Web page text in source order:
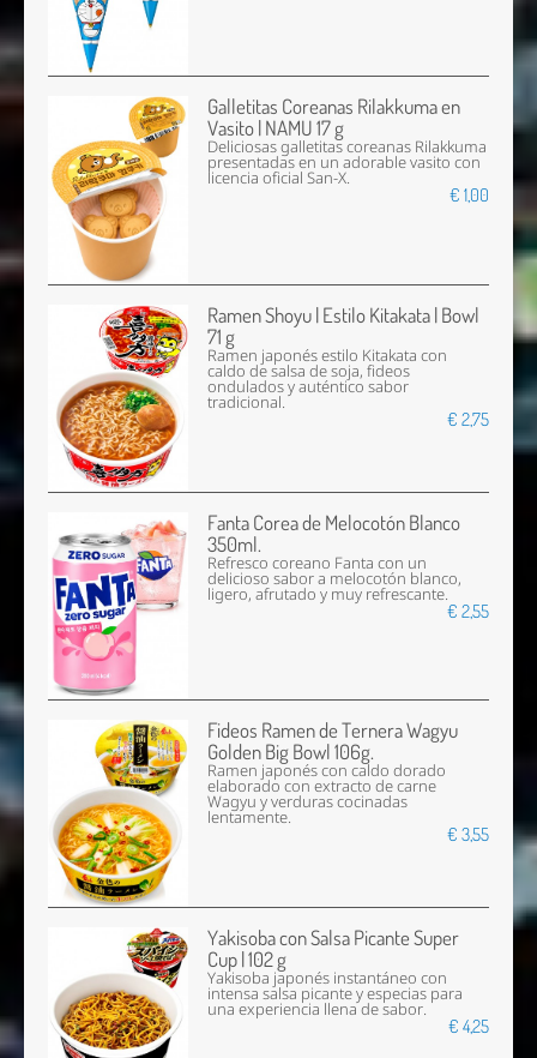
Galletitas Coreanas Rilakkuma en
Vasito | NAMU 17 g
Deliciosas galletitas coreanas Rilakkuma
presentadas en un adorable vasito con
licencia oficial San-X.
€ 1,00
Ramen Shoyu | Estilo Kitakata | Bowl
71 g
Ramen japonés estilo Kitakata con
caldo de salsa de soja, fideos
ondulados y auténtico sabor
tradicional.
€ 2,75
Fanta Corea de Melocotón Blanco
350ml.
Refresco coreano Fanta con un
delicioso sabor a melocotón blanco,
ligero, afrutado y muy refrescante.
€ 2,55
Fideos Ramen de Ternera Wagyu
Golden Big Bowl 106g.
Ramen japonés con caldo dorado
elaborado con extracto de carne
Wagyu y verduras cocinadas
lentamente.
€ 3,55
Yakisoba con Salsa Picante Super
Cup | 102 g
Yakisoba japonés instantáneo con
intensa salsa picante y especias para
una experiencia llena de sabor.
€ 4,25